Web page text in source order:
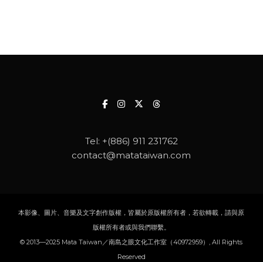
Tel: +(886) 911 231762
contact@matataiwan.com
本影像、圖片、音樂及文字創作版權，皆屬於原版權所有者，若欲轉載，請與原
版權所有者或與我們聯繫。
© 2013—2025 Mata Taiwan／南島之眼文化工作室（40972959）, All Rights
Reserved